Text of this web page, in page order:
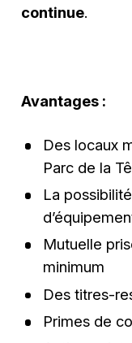
continue.
Avantages :
Des locaux
Parc de la
La
Mutuelle
minimum
Des titres-
Primes de